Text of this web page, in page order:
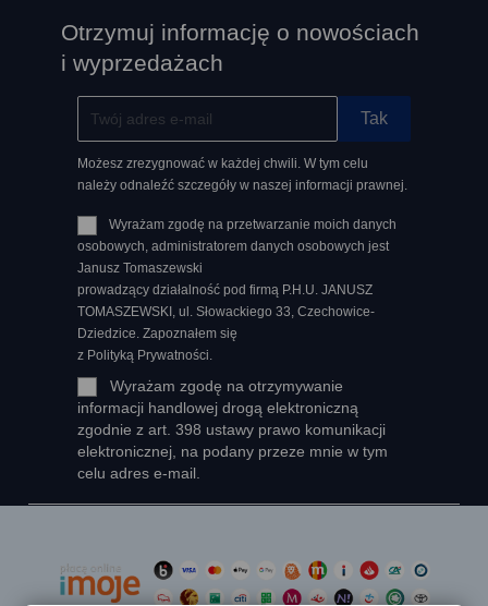
Otrzymuj informację o nowościach
i wyprzedażach
Możesz zrezygnować w każdej chwili. W tym celu
należy odnaleźć szczegóły w naszej informacji prawnej.
Wyrażam zgodę na przetwarzanie moich danych
osobowych, administratorem danych osobowych jest
Janusz Tomaszewski
prowadzący działalność pod firmą P.H.U. JANUSZ
TOMASZEWSKI, ul. Słowackiego 33, Czechowice-
Dziedzice. Zapoznałem się
z Polityką Prywatności.
Wyrażam zgodę na otrzymywanie
informacji handlowej drogą elektroniczną
zgodnie z art. 398 ustawy prawo komunikacji
elektronicznej, na podany przeze mnie w tym
celu adres e-mail.